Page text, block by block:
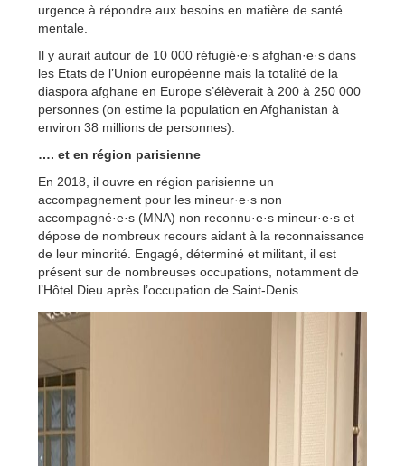
urgence à répondre aux besoins en matière de santé
mentale.
Il y aurait autour de 10 000 réfugié·e·s afghan·e·s dans
les Etats de l’Union européenne mais la totalité de la
diaspora afghane en Europe s’élèverait à 200 à 250 000
personnes (on estime la population en Afghanistan à
environ 38 millions de personnes).
…. et en région parisienne
En 2018, il ouvre en région parisienne un
accompagnement pour les mineur·e·s non
accompagné·e·s (MNA) non reconnu·e·s mineur·e·s et
dépose de nombreux recours aidant à la reconnaissance
de leur minorité. Engagé, déterminé et militant, il est
présent sur de nombreuses occupations, notamment de
l’Hôtel Dieu après l’occupation de Saint-Denis.